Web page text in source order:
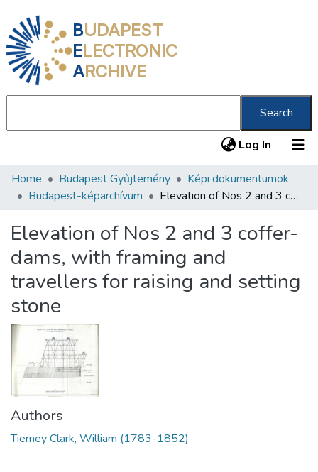
BUDAPEST
ELECTRONIC
ARCHIVE
Search
Log In (current)
Communities & Collections
Statistics
About us
Home Budapest Gyűjtemény
Képi dokumentumok
Budapest-képarchívum
Elevation of Nos 2 and 3 coffer-dams, with framing and travellers for raising and setting stone
Elevation of Nos 2 and 3 coffer-
dams, with framing and
travellers for raising and setting
stone
Authors
Tierney Clark, William (1783-1852)